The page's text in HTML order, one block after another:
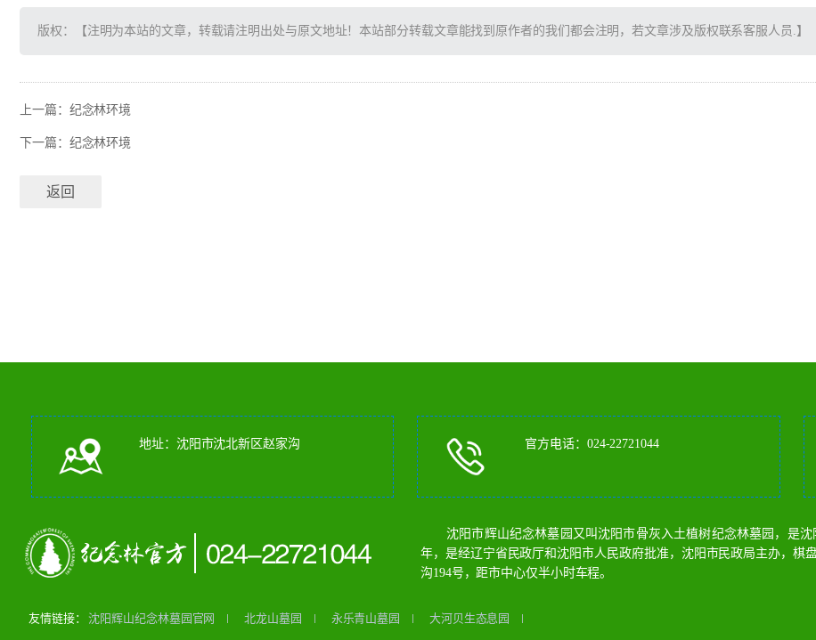
版权：【注明为本站的文章，转载请注明出处与原文地址！本站部分转载文章能找到原作者的我们都会注明，若文章涉及版权联系客服人员.】
上一篇： 纪念林环境
下一篇： 纪念林环境
返回
地址：沈阳市沈北新区赵家沟 官方电话：024-22721044
沈阳市辉山纪念林墓园又叫沈阳市骨灰入土植树纪念林墓园，是沈
年，是经辽宁省民政厅和沈阳市人民政府批准，沈阳市民政局主办，棋
沟194号，距市中心仅半小时车程。
友情链接：沈阳辉山纪念林墓园官网 北龙山墓园 永乐青山墓园 大河贝生态息园